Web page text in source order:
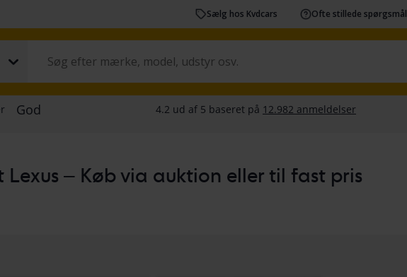
Sælg hos Kvdcars Ofte stillede spørgsmål
Lexus – Køb via auktion eller til fast pris